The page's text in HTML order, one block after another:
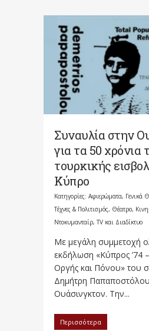
Συναυλία στην
για τα 50 χρόνια
τουρκικής
Κύπρο
Κατηγορίες: Αφιερώματα, Γενικά
Τέχνες & Πολιτισμός, Θέατρο,
Ντοκυμανταίρ, TV και Διαδίκτυο
Με μεγάλη συμμετοχή
εκδήλωση «Κύπρος ’74
Οργής και Πόνου» του
Δημήτρη
Ουάσινγκτον. Την...
Περισσότερα